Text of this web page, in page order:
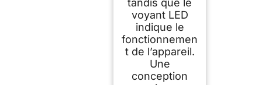
tandis que le
voyant LED
indique le
fonctionnemen
t de l’appareil.
Une
conception